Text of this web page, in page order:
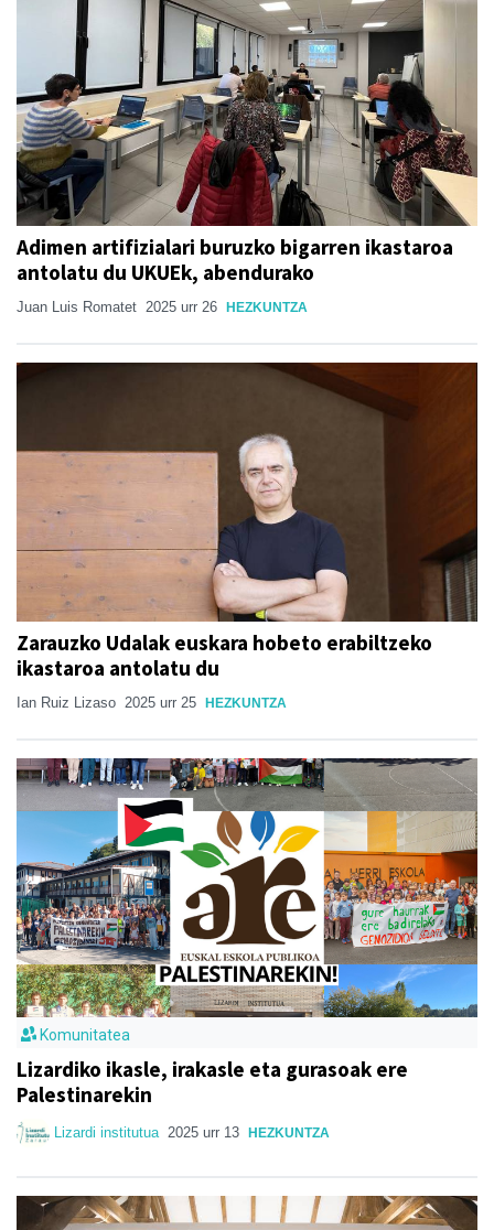
Adimen artifizialari buruzko bigarren ikastaroa
antolatu du UKUEk, abendurako
Juan Luis Romatet 2025 urr 26 HEZKUNTZA
Zarauzko Udalak euskara hobeto erabiltzeko
ikastaroa antolatu du
Ian Ruiz Lizaso 2025 urr 25 HEZKUNTZA
Komunitatea
Lizardiko ikasle, irakasle eta gurasoak ere
Palestinarekin
Lizardi institutua 2025 urr 13 HEZKUNTZA